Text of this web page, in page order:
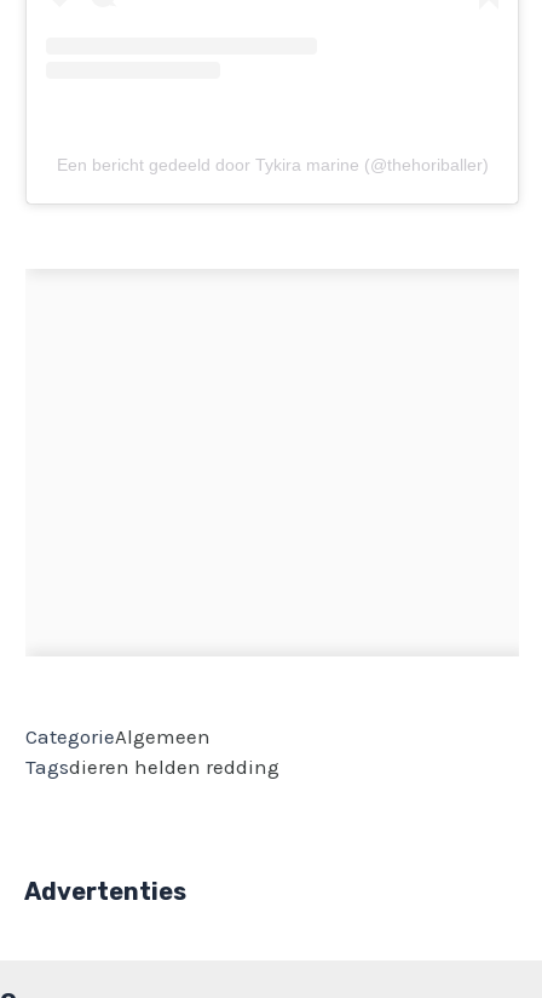
Een bericht gedeeld door Tykira marine (@thehoriballer)
CategorieAlgemeen
Tagsdieren helden redding
Advertenties